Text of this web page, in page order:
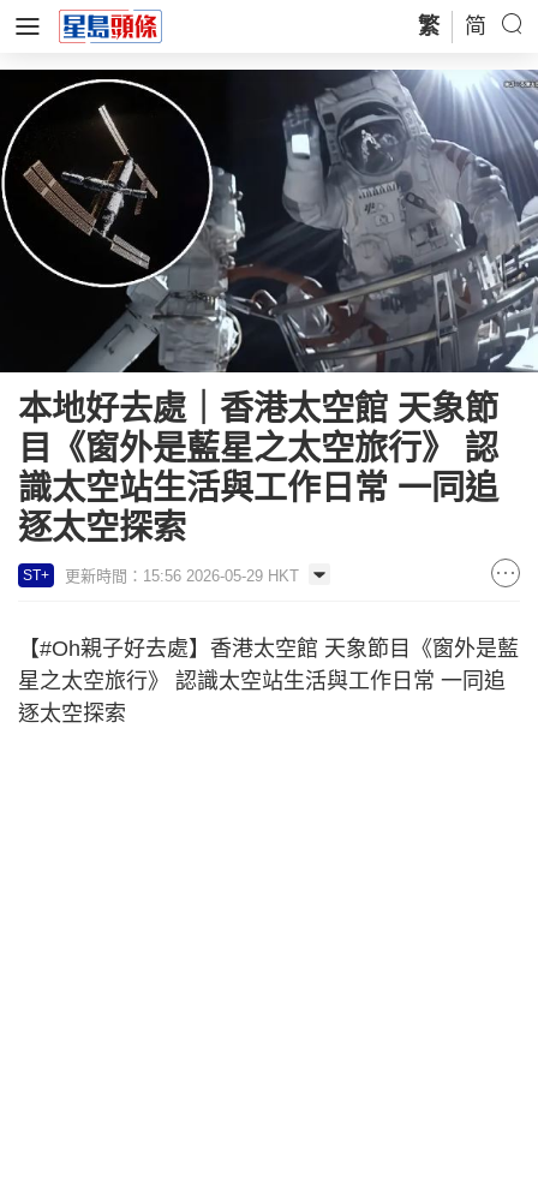
繁 简
本地好去處｜香港太空館 天象節
目《窗外是藍星之太空旅行》 認
識太空站生活與工作日常 一同追
逐太空探索
ST+ 更新時間：15:56 2026-05-29 HKT
【#Oh親子好去處】香港太空館 天象節目《窗外是藍
星之太空旅行》 認識太空站生活與工作日常 一同追
逐太空探索